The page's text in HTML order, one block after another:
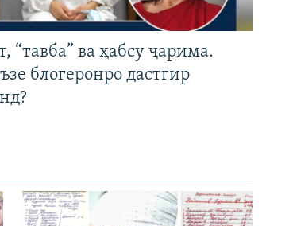
“тавба” ва ҳабсу ҷарима.
блогеронро дастгир